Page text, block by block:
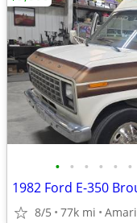
• • • • • •
1982 Ford E-350
8/5 77k mi